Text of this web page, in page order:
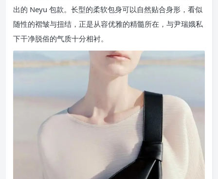
出的 Neyu 包款。长型的柔软包身可以自然贴合身形，看似
随性的褶皱与扭结，正是从容优雅的精髓所在，与尹瑞娥私
下干净脱俗的气质十分相衬。